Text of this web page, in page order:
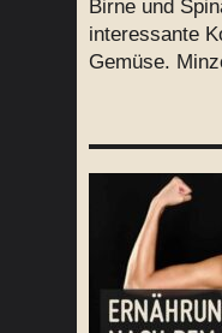
Birne und
interessante
Gemüse.